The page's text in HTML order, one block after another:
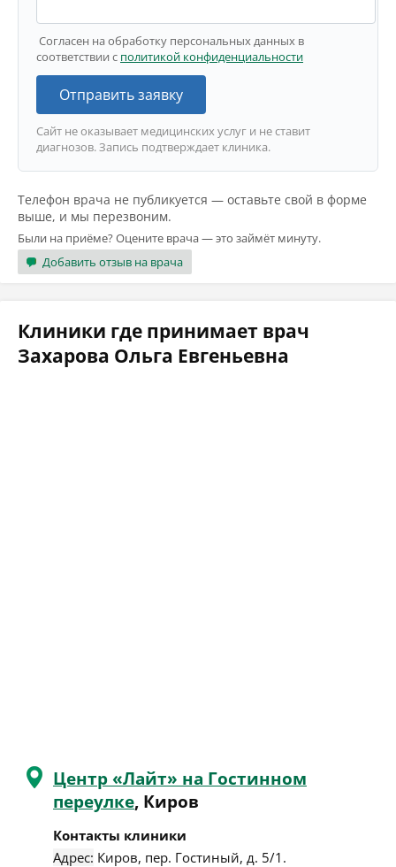
Согласен на обработку персональных данных в
соответствии с политикой конфиденциальности
Отправить заявку
Сайт не оказывает медицинских услуг и не ставит
диагнозов. Запись подтверждает клиника.
Телефон врача не публикуется — оставьте свой в форме
выше, и мы перезвоним.
Были на приёме? Оцените врача — это займёт минуту.
Добавить отзыв на врача
Клиники где принимает врач
Захарова Ольга Евгеньевна
Центр «Лайт» на Гостинном
переулке, Киров
Контакты клиники
Адрес: Киров, пер. Гостиный, д. 5/1 .